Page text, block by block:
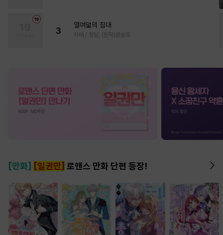
3
열여덟의 침대
자태 / 청담, (원작)문슬로
[만화] [일권만] 로맨스 만화 단편 등장!